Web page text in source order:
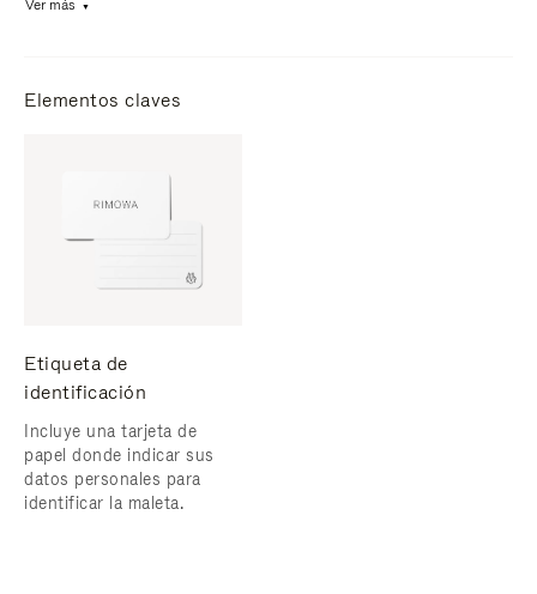
Ver más
Elementos claves
Etiqueta de
identificación
Incluye una tarjeta de
papel donde indicar sus
datos personales para
identificar la maleta.